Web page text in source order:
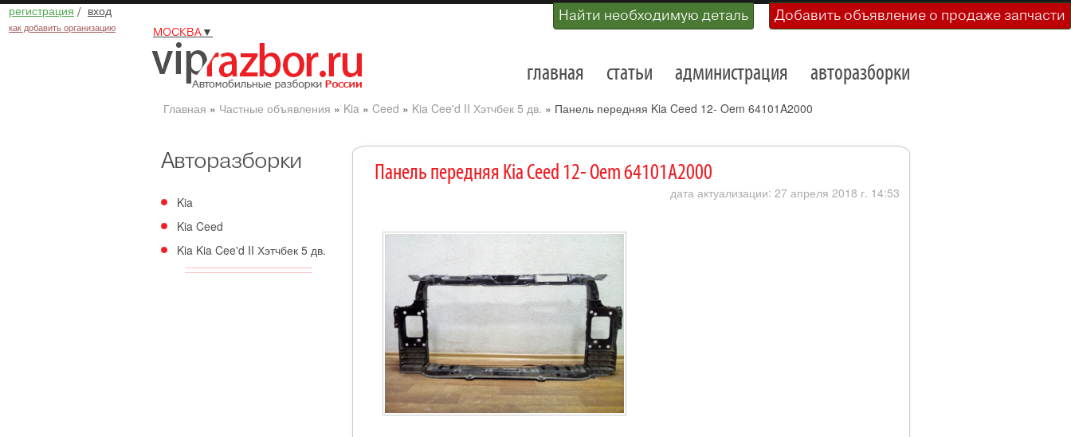
регистрация / вход
как добавить организацию
Найти необходимую деталь Добавить объявление о продаже запчасти
МОСКВА▼
главная статьи администрация авторазборки
Главная » Частные объявления » Kia» Ceed » Kia Cee'd II Хэтчбек 5 дв. » Панель передняя Kia Ceed 12- Oem 64101A2000
Авторазборки
Kia
Kia Ceed
Kia Kia Cee'd II Хэтчбек 5 дв.
Панель передняя Kia Ceed 12- Oem 64101A2000
дата актуализации: 27 апреля 2018 г. 14:53